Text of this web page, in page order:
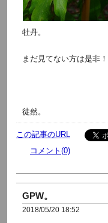
牡丹。
まだ見てない方は是非！
徒然。
この記事のURL
コメント(0)
GPW。
2018/05/20 18:52